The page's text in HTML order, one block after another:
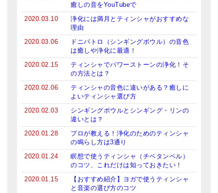
LINEお友だち登録
お客様の声
ブログ
特商法の表記
癒しの音をYouTubeで
2020.03.10
浄化には満月とティンシャがおすすめな
理由
2020.03.06
ドニパトロ（シンギングボウル）の音色
は癒しや浄化に最適！
2020.02.15
ティンシャでパワーストーンの浄化！そ
の方法とは？
2020.02.06
ティンシャの音色に違いがある？癒しに
よいティンシャ選び方
2020.02.03
シンギングボウルとシンギング・リンの
違いとは？
2020.01.28
プロが教える！浄化のためのティンシャ
の鳴らし方は3通り
2020.01.24
瞑想で使うティンシャ（チベタンベル）
のコツ、これだけは知っておきたい！
2020.01.15
【おすすめ紹介】ヨガで使うティンシャ
と音楽の選び方のコツ